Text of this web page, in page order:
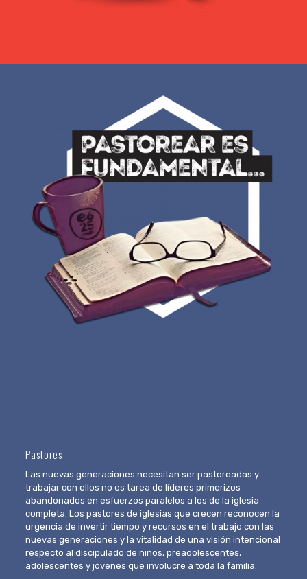
Pastores
Las nuevas generaciones necesitan ser pastoreadas y
trabajar con ellos no es tarea de líderes primerizos
abandonados en esfuerzos paralelos a los de la iglesia
completa. Los pastores de iglesias que crecen reconocen la
urgencia de invertir tiempo y recursos en el trabajo con las
nuevas generaciones y la vitalidad de una visión intencional
respecto al discipulado de niños, preadolescentes,
adolescentes y jóvenes que involucre a toda la familia.